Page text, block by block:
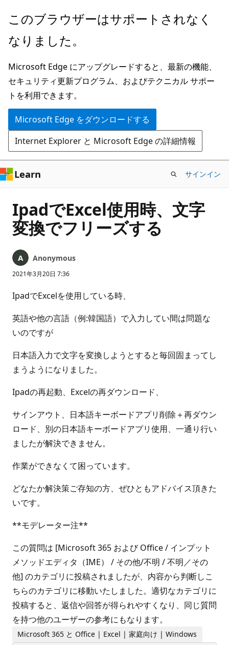
メ
ン
ン
テ
ン
ツ
に
ス
キ
ッ
プ
このブラウザーはサポートされなく
なりました。
Microsoft Edge にアップグレードすると、最新の機能、
セキュリティ更新プログラム、およびテクニカル サポー
トを利用できます。
Microsoft Edge をダウンロードする
Internet Explorer と Microsoft Edge の詳細情報
Learn サインイン
IpadでExcel使用時、文字
変換でフリーズする
Anonymous
2021年3月20日 7:36
IpadでExcelを使用している時、
英語や他の言語（例:韓国語）で入力してい間は問題な
いのですが
日本語入力で文字を変換しようとすると毎回固まってし
まうようになりました。
Ipadの再起動、Excelの再ダウンロード、
サインアウト、日本語キーボードアプリ削除＋再ダウン
ロード、別の日本語キーボードアプリ使用、一通り行い
ましたが解決できません。
作業ができなくて困っています。
どなたか解決策ご存知の方、ぜひともアドバイス頂きた
いです。
**モデレーター注**
この質問は [Microsoft 365 および Office / インプット
メソッドエディタ（IME） / その他/不明 / 不明／その
他] のカテゴリに投稿されましたが、内容から判断しこ
ちらのカテゴリに移動いたしました。適切なカテゴリに
投稿すると、返信や回答が得られやすくなり、同じ質問
を持つ他のユーザーの参考にもなります。
Microsoft 365 と Office | Excel | 家庭向け | Windows